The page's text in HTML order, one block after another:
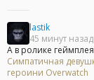
lastik
45 минут назад
А в ролике
Симпатичная
героини Overwatch